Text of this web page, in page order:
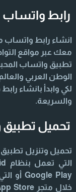
رابط واتساب
انشاء رابط
معك عبر مواقع
تطبيق واتساب
الوطن العربي
لكي وابدأ بانشاء
والسريعة.
تحميل
تحميل وتنزيل تطبيق